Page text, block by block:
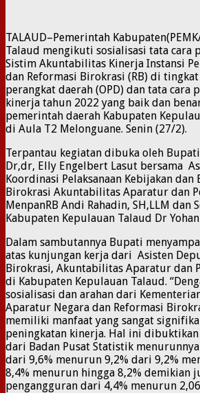
TALAUD–Pemerintah
Talaud mengikuti sosialisasi tata cara
Sistim Akuntabilitas Kinerja Instansi
dan Reformasi Birokrasi (RB) di
perangkat daerah (OPD) dan tata cara
kinerja tahun 2022 yang baik dan
pemerintah daerah Kabupaten
di Aula T2 Melonguane. Senin (27/2).
Terpantau kegiatan dibuka oleh
Dr,dr, Elly Engelbert Lasut bersama
Koordinasi Pelaksanaan Kebijakan dan
Birokrasi Akuntabilitas Aparatur dan
MenpanRB Andi Rahadin, SH,LLM dan
Kabupaten Kepulauan Talaud Dr
Dalam sambutannya Bupati
atas kunjungan kerja dari Asisten
Birokrasi, Akuntabilitas Aparatur dan
di Kabupaten Kepulauan Talaud.
sosialisasi dan arahan dari
Aparatur Negara dan Reformasi
memiliki manfaat yang sangat
peningkatan kinerja. Hal ini
dari Badan Pusat Statistik
dari 9,6% menurun 9,2% dari 9,2%
8,4% menurun hingga 8,2% demikian
pengangguran dari 4,4% menurun